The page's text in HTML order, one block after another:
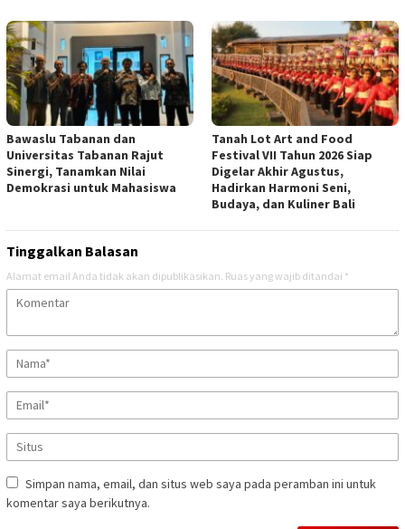
Bawaslu Tabanan dan
Universitas Tabanan Rajut
Sinergi, Tanamkan Nilai
Demokrasi untuk Mahasiswa
Tanah Lot Art and Food
Festival VII Tahun 2026 Siap
Digelar Akhir Agustus,
Hadirkan Harmoni Seni,
Budaya, dan Kuliner Bali
Tinggalkan Balasan
Alamat email Anda tidak akan dipublikasikan. Ruas yang wajib ditandai *
Simpan nama, email, dan situs web saya pada peramban ini untuk
komentar saya berikutnya.